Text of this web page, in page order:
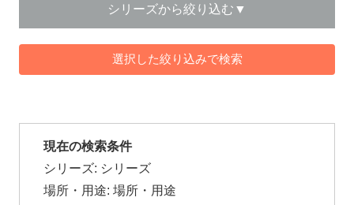
シリーズから絞り込む▼
現在の検索条件
シリーズ: シリーズ
場所・用途: 場所・用途